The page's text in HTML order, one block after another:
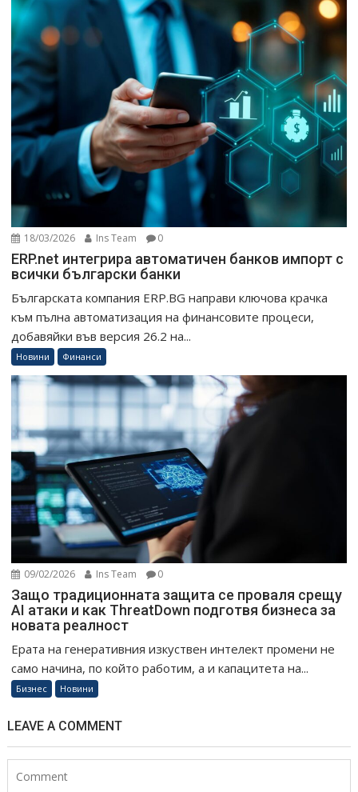
18/03/2026 Ins Team 0
ERP.net интегрира автоматичен банков импорт с
всички български банки
Българската компания ERP.BG направи ключова крачка
към пълна автоматизация на финансовите процеси,
добавяйки във версия 26.2 на...
Новини Финанси
09/02/2026 Ins Team 0
Защо традиционната защита се проваля срещу
AI атаки и как ThreatDown подготвя бизнеса за
новата реалност
Ерата на генеративния изкуствен интелект промени не
само начина, по който работим, а и капацитета на...
Бизнес Новини
LEAVE A COMMENT